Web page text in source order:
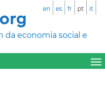
da economia social e
en es fr pt it